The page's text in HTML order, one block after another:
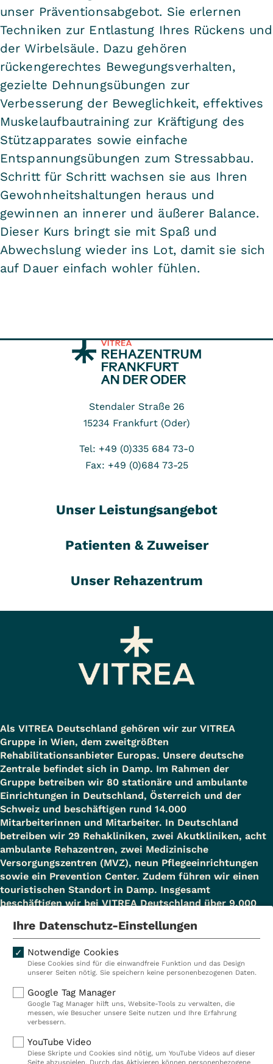
unser Präventionsabgebot. Sie erlernen
Techniken zur Entlastung Ihres Rückens und
der Wirbelsäule. Dazu gehören
rückengerechtes Bewegungsverhalten,
gezielte Dehnungsübungen zur
Verbesserung der Beweglichkeit, effektives
Muskelaufbautraining zur Kräftigung des
Stützapparates sowie einfache
Entspannungsübungen zum Stressabbau.
Schritt für Schritt wachsen sie aus Ihren
Gewohnheitshaltungen heraus und
gewinnen an innerer und äußerer Balance.
Dieser Kurs bringt sie mit Spaß und
Abwechslung wieder ins Lot, damit sie sich
auf Dauer einfach wohler fühlen.
Stendaler Straße 26
15234 Frankfurt (Oder)
Tel: +49 (0)335 684 73-0
Fax: +49 (0)684 73-25
Unser Leistungsangebot
Patienten & Zuweiser
Unser Rehazentrum
Als VITREA Deutschland gehören wir zur VITREA
Gruppe in Wien, dem zweitgrößten
Rehabilitationsanbieter Europas. Unsere deutsche
Zentrale befindet sich in Damp. Im Rahmen der
Gruppe betreiben wir 80 stationäre und ambulante
Einrichtungen in Deutschland, Österreich und der
Schweiz und beschäftigen rund 14.000
Mitarbeiterinnen und Mitarbeiter. In Deutschland
betreiben wir 29 Rehakliniken, zwei Akutkliniken, acht
ambulante Rehazentren, zwei Medizinische
Versorgungszentren (MVZ), neun Pflegeeinrichtungen
sowie ein Prevention Center. Zudem führen wir einen
touristischen Standort in Damp. Insgesamt
beschäftigen wir bei VITREA Deutschland über 9.000
Kliniken
Ambulant
Reha
Prävention
Karriere
VITREA Deutschland
Ihre Datenschutz-Einstellungen
Notwendige Cookies
Diese Cookies sind für die einwandfreie Funktion und das Design
unserer Seiten nötig. Sie speichern keine personenbezogenen Daten.
Google Tag Manager
Google Tag Manager hilft uns, Website-Tools zu verwalten, die
messen, wie Besucher unsere Seite nutzen und Ihre Erfahrung
verbessern.
YouTube Video
Diese Skripte und Cookies sind nötig, um YouTube Videos auf dieser